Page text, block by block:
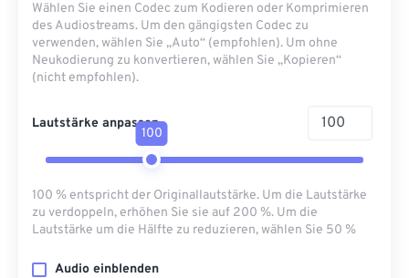
Wählen Sie einen Codec zum Kodieren oder Komprimieren
des Audiostreams. Um den gängigsten Codec zu
verwenden, wählen Sie „Auto“ (empfohlen). Um ohne
Neukodierung zu konvertieren, wählen Sie „Kopieren“
(nicht empfohlen).
Lautstärke anpassen
100
100 % entspricht der Originallautstärke. Um die Lautstärke
zu verdoppeln, erhöhen Sie sie auf 200 %. Um die
Lautstärke um die Hälfte zu reduzieren, wählen Sie 50 %
Audio einblenden